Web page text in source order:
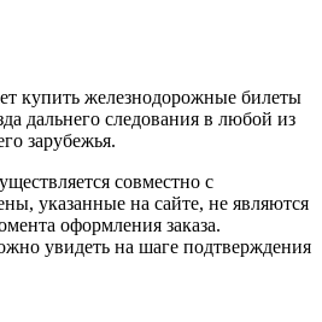
купить железнодорожные билеты
дальнего следования в любой из
зарубежья.
совместно с
указанные на сайте, не являются
оформления заказа.
увидеть на шаге подтверждения